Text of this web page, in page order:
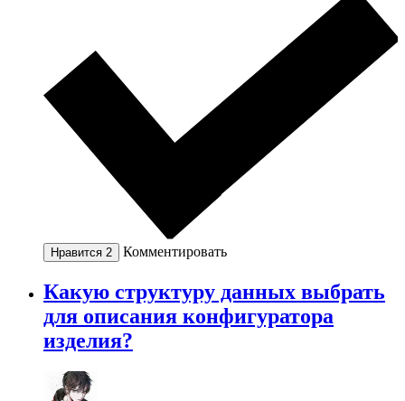
Нравится 2 Комментировать
Какую структуру данных выбрать
для описания конфигуратора
изделия?